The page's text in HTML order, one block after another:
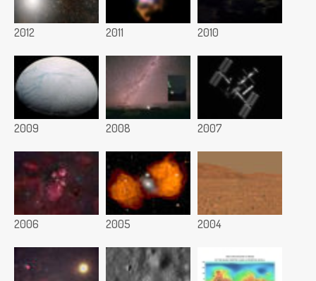
2012 2011 2010
2009 2008 2007
2006 2005 2004